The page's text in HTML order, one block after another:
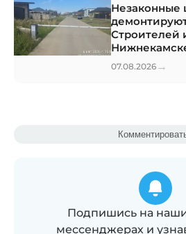
Незаконные
Строителей
07.08.2026 →
Подпишись на
мессенджерах и